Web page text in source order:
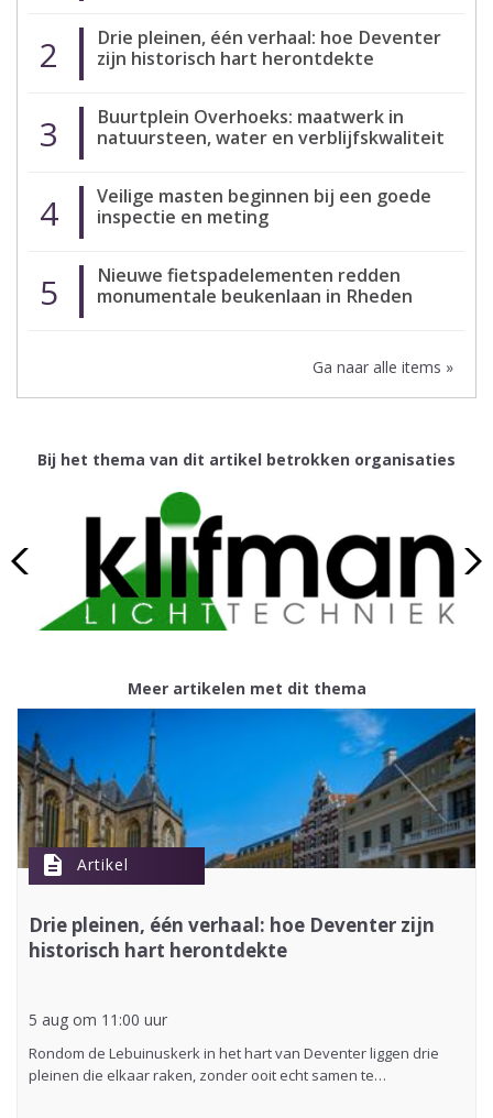
2
Drie pleinen, één verhaal: hoe Deventer
zijn historisch hart herontdekte
3
Buurtplein Overhoeks: maatwerk in
natuursteen, water en verblijfskwaliteit
4
Veilige masten beginnen bij een goede
inspectie en meting
5
Nieuwe fietspadelementen redden
monumentale beukenlaan in Rheden
Ga naar alle items »
Bij het thema van dit artikel betrokken organisaties
Meer artikelen met dit thema
description Artikel
Drie pleinen, één verhaal: hoe Deventer zijn
historisch hart herontdekte
5 aug om 11:00 uur
Rondom de Lebuinuskerk in het hart van Deventer liggen drie
pleinen die elkaar raken, zonder ooit echt samen te…